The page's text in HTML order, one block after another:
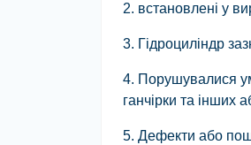
2. встановлені у
3. Гідроциліндр
4. Порушувалися
ганчірки та інших
5. Дефекти або